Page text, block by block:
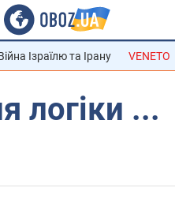
Ізраїлю та Ірану VENETO
логіки ...